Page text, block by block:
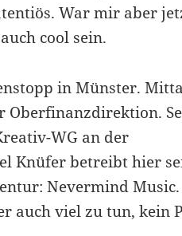
War mir aber
cool sein.
in Münster.
WG an der
Knüfer betreibt hier
Nevermind
auch viel zu tun, kein